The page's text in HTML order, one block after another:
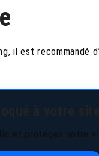
il est recommandé
et protégez votre